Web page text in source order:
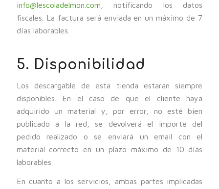
info@lescoladelmon.com , notificando los datos
fiscales. La factura será enviada en un máximo de 7
días laborables.
5. Disponibilidad
Los descargable de esta tienda estarán siempre
disponibles. En el caso de que el cliente haya
adquirido un material y, por error, no esté bien
publicado a la red, se devolverá el importe del
pedido realizado o se enviará un email con el
material correcto en un plazo máximo de 10 días
laborables.
En cuanto a los servicios, ambas partes implicadas